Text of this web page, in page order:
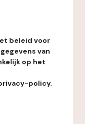
beleid voor
van
op het
policy.